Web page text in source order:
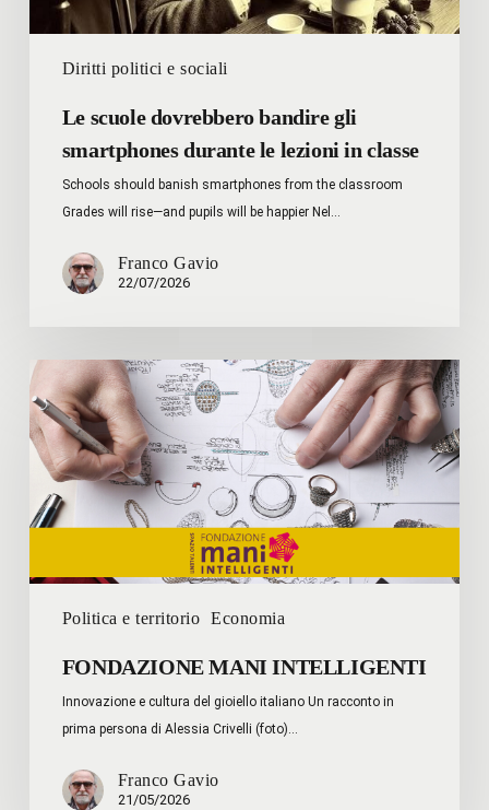
Diritti politici e sociali
Le scuole dovrebbero bandire gli
smartphones durante le lezioni in classe
Schools should banish smartphones from the classroom
Grades will rise—and pupils will be happier Nel…
Franco Gavio
22/07/2026
Politica e territorio Economia
FONDAZIONE
MANI
INTELLIGENTI
FONDAZIONE MANI INTELLIGENTI
Innovazione e cultura del gioiello italiano Un racconto in
prima persona di Alessia Crivelli (foto)…
Franco Gavio
21/05/2026